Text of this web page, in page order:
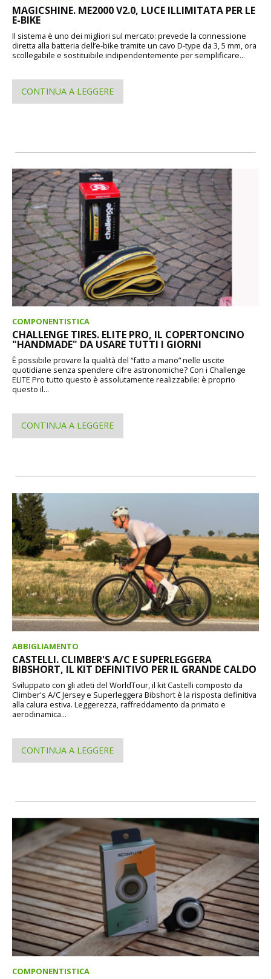
MAGICSHINE. ME2000 V2.0, LUCE ILLIMITATA PER LE
E-BIKE
Il sistema è uno dei migliori sul mercato: prevede la connessione
diretta alla batteria dell’e-bike tramite un cavo D-type da 3, 5 mm, ora
scollegabile e sostituibile indipendentemente per semplificare...
CONTINUA A LEGGERE
COMPONENTISTICA
CHALLENGE TIRES. ELITE PRO, IL COPERTONCINO
"HANDMADE" DA USARE TUTTI I GIORNI
È possibile provare la qualità del “fatto a mano” nelle uscite
quotidiane senza spendere cifre astronomiche? Con i Challenge
ELITE Pro tutto questo è assolutamente realizzabile: è proprio
questo il...
CONTINUA A LEGGERE
ABBIGLIAMENTO
CASTELLI. CLIMBER'S A/C E SUPERLEGGERA
BIBSHORT, IL KIT DEFINITIVO PER IL GRANDE CALDO
Sviluppato con gli atleti del WorldTour, il kit Castelli composto da
Climber's A/C Jersey e Superleggera Bibshort è la risposta definitiva
alla calura estiva. Leggerezza, raffreddamento da primato e
aerodinamica...
CONTINUA A LEGGERE
COMPONENTISTICA